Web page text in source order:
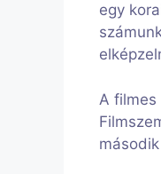
egy
A